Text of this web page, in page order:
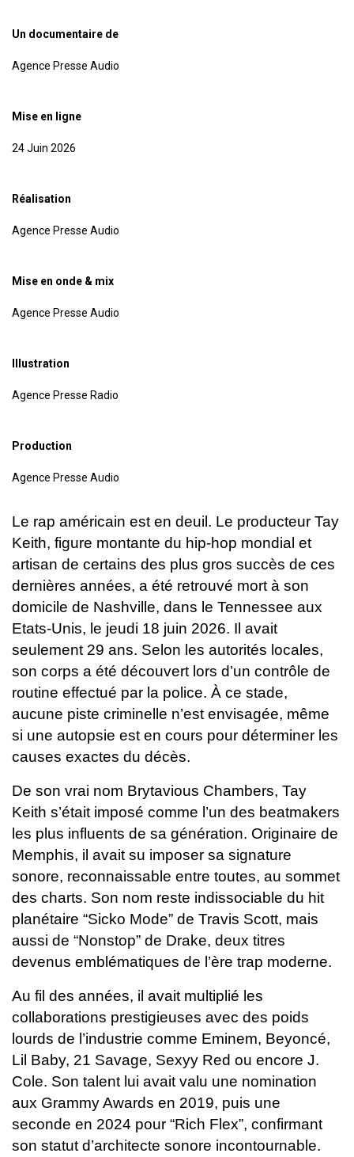
Un documentaire de
Agence Presse Audio
Mise en ligne
24 Juin 2026
Réalisation
Agence Presse Audio
Mise en onde & mix
Agence Presse Audio
Illustration
Agence Presse Radio
Production
Agence Presse Audio
Le rap américain est en deuil. Le producteur Tay
Keith, figure montante du hip-hop mondial et
artisan de certains des plus gros succès de ces
dernières années, a été retrouvé mort à son
domicile de Nashville, dans le Tennessee aux
Etats-Unis, le jeudi 18 juin 2026. Il avait
seulement 29 ans. Selon les autorités locales,
son corps a été découvert lors d’un contrôle de
routine effectué par la police. À ce stade,
aucune piste criminelle n’est envisagée, même
si une autopsie est en cours pour déterminer les
causes exactes du décès.
De son vrai nom Brytavious Chambers, Tay
Keith s’était imposé comme l’un des beatmakers
les plus influents de sa génération. Originaire de
Memphis, il avait su imposer sa signature
sonore, reconnaissable entre toutes, au sommet
des charts. Son nom reste indissociable du hit
planétaire “Sicko Mode” de Travis Scott, mais
aussi de “Nonstop” de Drake, deux titres
devenus emblématiques de l’ère trap moderne.
Au fil des années, il avait multiplié les
collaborations prestigieuses avec des poids
lourds de l’industrie comme Eminem, Beyoncé,
Lil Baby, 21 Savage, Sexyy Red ou encore J.
Cole. Son talent lui avait valu une nomination
aux Grammy Awards en 2019, puis une
seconde en 2024 pour “Rich Flex”, confirmant
son statut d’architecte sonore incontournable.